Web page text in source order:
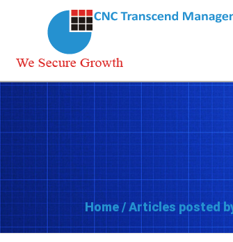
Home/Articles posted